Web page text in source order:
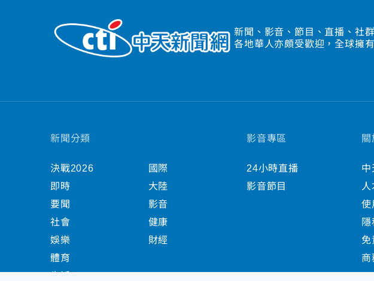
新聞、影音、節目、直播、社
各地華人亦頗受歡迎，全球擁
新聞分類
決戰2026
即時
要聞
社會
娛樂
體育
國際
大陸
影音
健康
財經
影音專區
24小時直播
影音節目
關
中
使
隱
免
商